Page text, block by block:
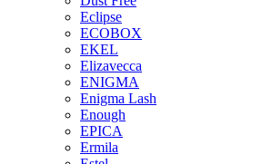
Eclipse
ECOBOX
EKEL
Elizavecca
ENIGMA
Enigma Lash
Enough
EPICA
Ermila